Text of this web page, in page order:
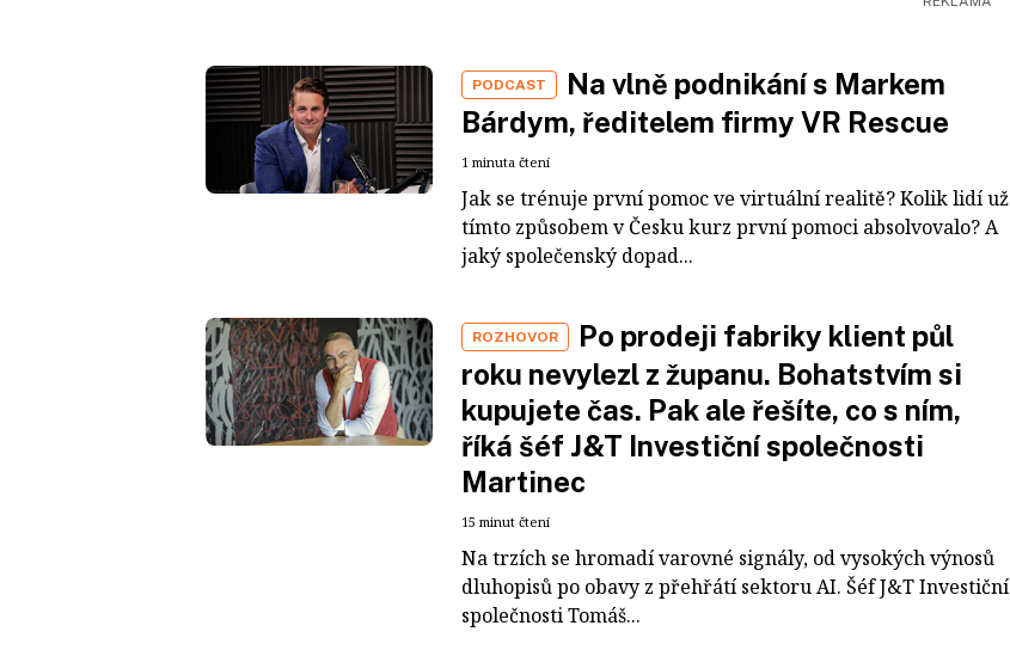
PODCAST
Na vlně podnikání s Markem
Bárdym, ředitelem firmy VR Rescue
1 minuta čtení
Jak se trénuje první pomoc ve virtuální realitě? Kolik lidí už
tímto způsobem v Česku kurz první pomoci absolvovalo? A
jaký společenský dopad...
ROZHOVOR
Po prodeji fabriky klient půl
roku nevylezl z županu. Bohatstvím si
kupujete čas. Pak ale řešíte, co s ním,
říká šéf J&T Investiční společnosti
Martinec
15 minut čtení
Na trzích se hromadí varovné signály, od vysokých výnosů
dluhopisů po obavy z přehřátí sektoru AI. Šéf J&T Investiční
společnosti Tomáš...